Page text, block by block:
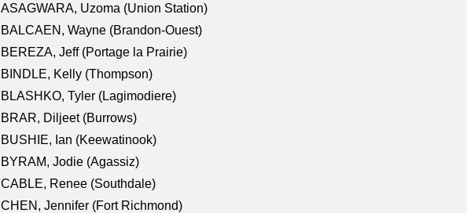
ASAGWARA, Uzoma (Union Station)
BALCAEN, Wayne (Brandon-Ouest)
BEREZA, Jeff (Portage la Prairie)
BINDLE, Kelly (Thompson)
BLASHKO, Tyler (Lagimodiere)
BRAR, Diljeet (Burrows)
BUSHIE, Ian (Keewatinook)
BYRAM, Jodie (Agassiz)
CABLE, Renee (Southdale)
CHEN, Jennifer (Fort Richmond)